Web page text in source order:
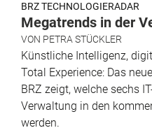
BRZ TECHNOLOGIERADAR
Megatrends in der
VON PETRA STÜCKLER
Künstliche Intelligenz,
Total Experience: Das
BRZ zeigt, welche sechs
Verwaltung in den
werden.